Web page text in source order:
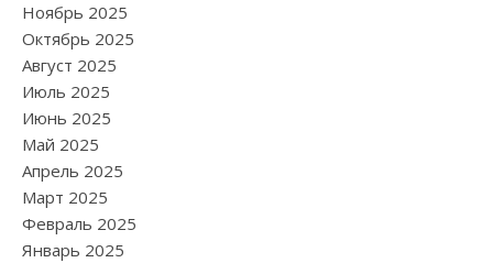
Ноябрь 2025
Октябрь 2025
Август 2025
Июль 2025
Июнь 2025
Май 2025
Апрель 2025
Март 2025
Февраль 2025
Январь 2025